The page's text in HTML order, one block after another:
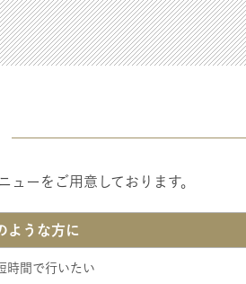
ーをご用意しております。
ような方に
時間で行いたい